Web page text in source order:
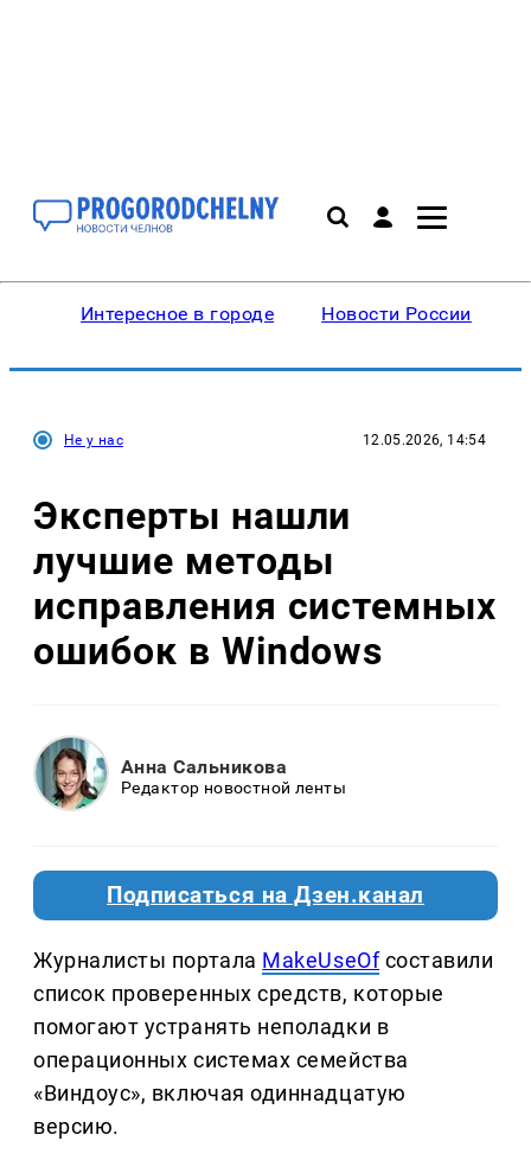
Интересное в городе Новости России
Не у нас 12.05.2026, 14:54
Эксперты нашли
лучшие методы
исправления системных
ошибок в Windows
Анна Сальникова
Редактор новостной ленты
Подписаться на Дзен.канал
Журналисты портала MakeUseOfсоставили
список проверенных средств, которые
помогают устранять неполадки в
операционных системах семейства
«Виндоус», включая одиннадцатую
версию.